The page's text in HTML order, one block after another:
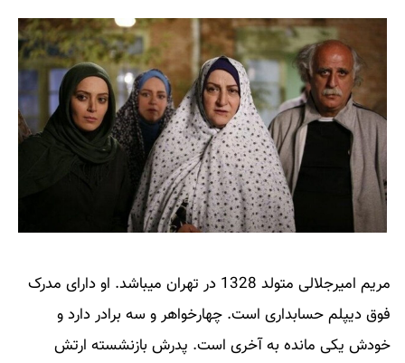
مریم امیرجلالی متولد 1328 در تهران میباشد. او دارای مدرک
فوق دیپلم حسابداری است. چهارخواهر و سه برادر دارد و
خودش یکی مانده به آخری است. پدرش بازنشسته ارتش